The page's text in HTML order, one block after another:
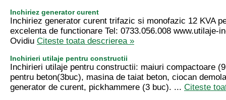
Inchiriez generator curent
Inchiriez generator curent trifazic si monofazic 12 KVA
excelenta de functionare Tel: 0733.056.008 www.utilaje-
Ovidiu Citeste toata descrierea »
Inchirieri utilaje pentru constructii
Inchirieri utilaje pentru constructii: maiuri compactoare
pentru beton(3buc), masina de taiat beton, ciocan
generator de curent, pickhammere (3 buc). ... Citeste